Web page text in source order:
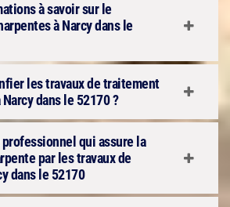
à savoir sur le
à Narcy dans le
les travaux de traitement
dans le 52170 ?
qui assure la
par les travaux de
dans le 52170